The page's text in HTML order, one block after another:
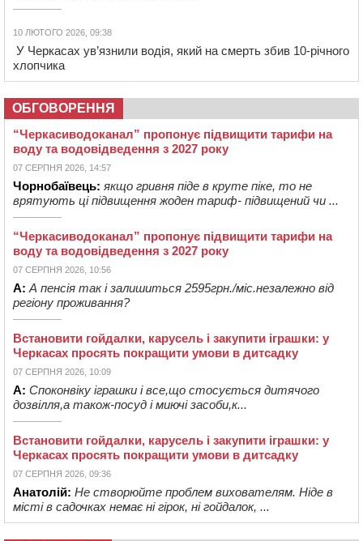
10 ЛЮТОГО 2026, 09:38
У Черкасах ув’язнили водія, який на смерть збив 10‐річного
хлопчика
ОБГОВОРЕННЯ
“Черкасиводоканал” пропонує підвищити тарифи на
воду та водовідведення з 2027 року
07 СЕРПНЯ 2026, 14:57
Чорнобаївець: якщо гривня піде в круте піке, то не
врятують ці підвищення жоден тариф- підвищений чи ...
“Черкасиводоканал” пропонує підвищити тарифи на
воду та водовідведення з 2027 року
07 СЕРПНЯ 2026, 10:56
А: А пенсія так і залишиться 2595грн./міс.незалежно від
регіону проживання?
Встановити гойдалки, карусель і закупити іграшки: у
Черкасах просять покращити умови в дитсадку
07 СЕРПНЯ 2026, 10:09
А: Споконвіку іграшки і все,що стосується дитячого
дозвілля,а також-посуд і миючі засоби,к...
Встановити гойдалки, карусель і закупити іграшки: у
Черкасах просять покращити умови в дитсадку
07 СЕРПНЯ 2026, 09:36
Анатолій: Не створюйте проблем вихователям. Ніде в
місті в садочках немає ні гірок, ні гойдалок, ...